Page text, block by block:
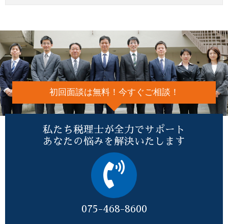
初回面談は無料！今すぐご相談！
私たち税理士が全力でサポート
あなたの悩みを解決いたします
075-468-8600